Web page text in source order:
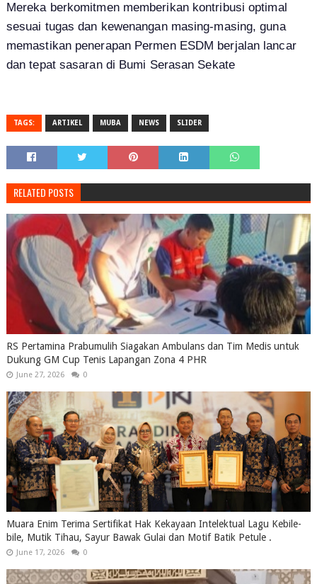
Mereka berkomitmen memberikan kontribusi optimal
sesuai tugas dan kewenangan masing-masing, guna
memastikan penerapan Permen ESDM berjalan lancar
dan tepat sasaran di Bumi Serasan Sekate
TAGS: ARTIKEL MUBA NEWS SLIDER
RELATED POSTS
RS Pertamina Prabumulih Siagakan Ambulans dan Tim Medis untuk
Dukung GM Cup Tenis Lapangan Zona 4 PHR
June 27, 2026 0
Muara Enim Terima Sertifikat Hak Kekayaan Intelektual Lagu Kebile-
bile, Mutik Tihau, Sayur Bawak Gulai dan Motif Batik Petule .
June 17, 2026 0